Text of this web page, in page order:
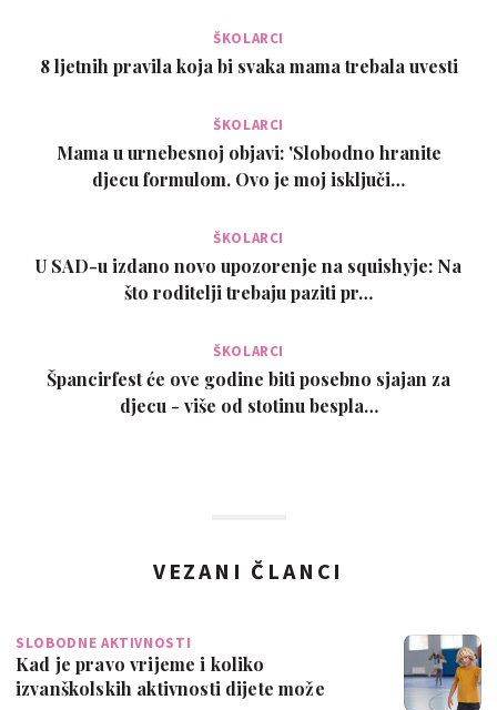
ŠKOLARCI
8 ljetnih pravila koja bi svaka mama trebala uvesti
ŠKOLARCI
Mama u urnebesnoj objavi: 'Slobodno hranite
djecu formulom. Ovo je moj isključi…
ŠKOLARCI
U SAD-u izdano novo upozorenje na squishyje: Na
što roditelji trebaju paziti pr…
ŠKOLARCI
Špancirfest će ove godine biti posebno sjajan za
djecu - više od stotinu bespla…
VEZANI ČLANCI
SLOBODNE AKTIVNOSTI
Kad je pravo vrijeme i koliko
izvanškolskih aktivnosti dijete može